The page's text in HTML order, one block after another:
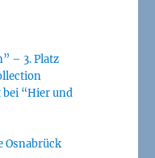
– 3. Platz
bei “Hier und
Osnabrück